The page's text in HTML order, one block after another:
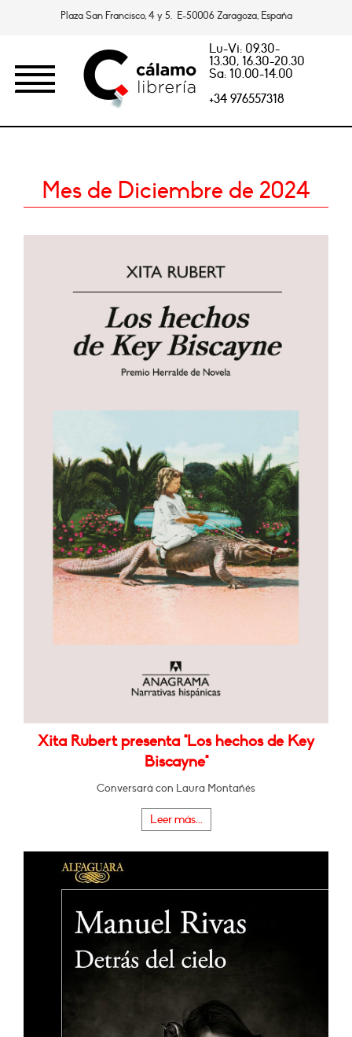
Plaza San Francisco, 4 y 5. E-50006 Zaragoza, España
Lu-Vi: 09.30-
13.30, 16.30-20.30
Sa: 10.00-14.00
+34 976557318
Mes de Diciembre de 2024
Xita Rubert presenta "Los hechos de Key
Biscayne"
Conversará con Laura Montañés
Leer más...